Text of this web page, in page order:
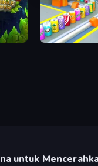
Box It Up
untuk